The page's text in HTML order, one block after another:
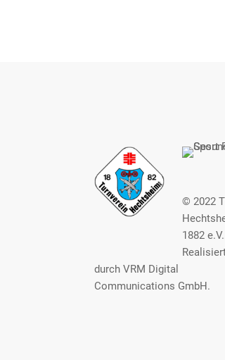
© 2022
1882 e.V.
durchVRM Digital
Communications GmbH.